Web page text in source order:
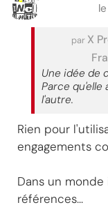
par X
Une idée de
Parce
l'autre.
Rien pour
engagements
Dans un
références...